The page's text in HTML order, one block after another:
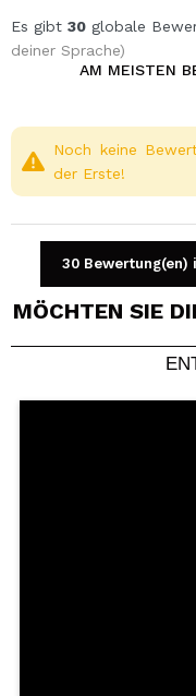
Es gibt 30 globale
deiner Sprache)
AM MEISTEN
Ein
Dein Video
Noch keine
der Erste!
30 Bewertung(en)
MÖCHTEN SIE